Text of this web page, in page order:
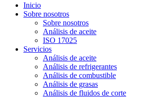
Inicio
Sobre nosotros
Sobre nosotros
Análisis de aceite
ISO 17025
Servicios
Análisis de aceite
Análisis de refrigerantes
Análisis de combustible
Análisis de grasas
Análisis de fluidos de corte